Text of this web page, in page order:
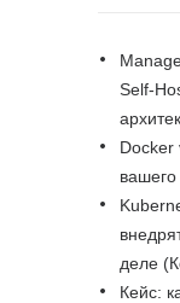
Self-
Docker
вашего
деле
Кейс: